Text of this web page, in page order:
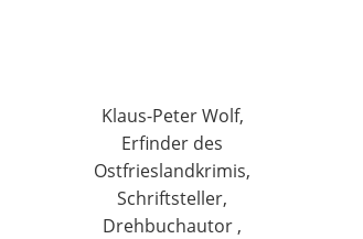
Klaus-Peter Wolf,
Erfinder des
Ostfrieslandkrimis,
Schriftsteller,
Drehbuchautor ,